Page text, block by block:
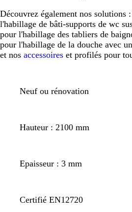
Découvrez également nos solutions :
l'habillage de bâti-supports de wc
pour l'habillage des tabliers de
pour l'habillage de la douche avec
et nos accessoires et profilés pour
Neuf ou rénovation
Hauteur : 2100 mm
Epaisseur : 3 mm
Certifié EN12720